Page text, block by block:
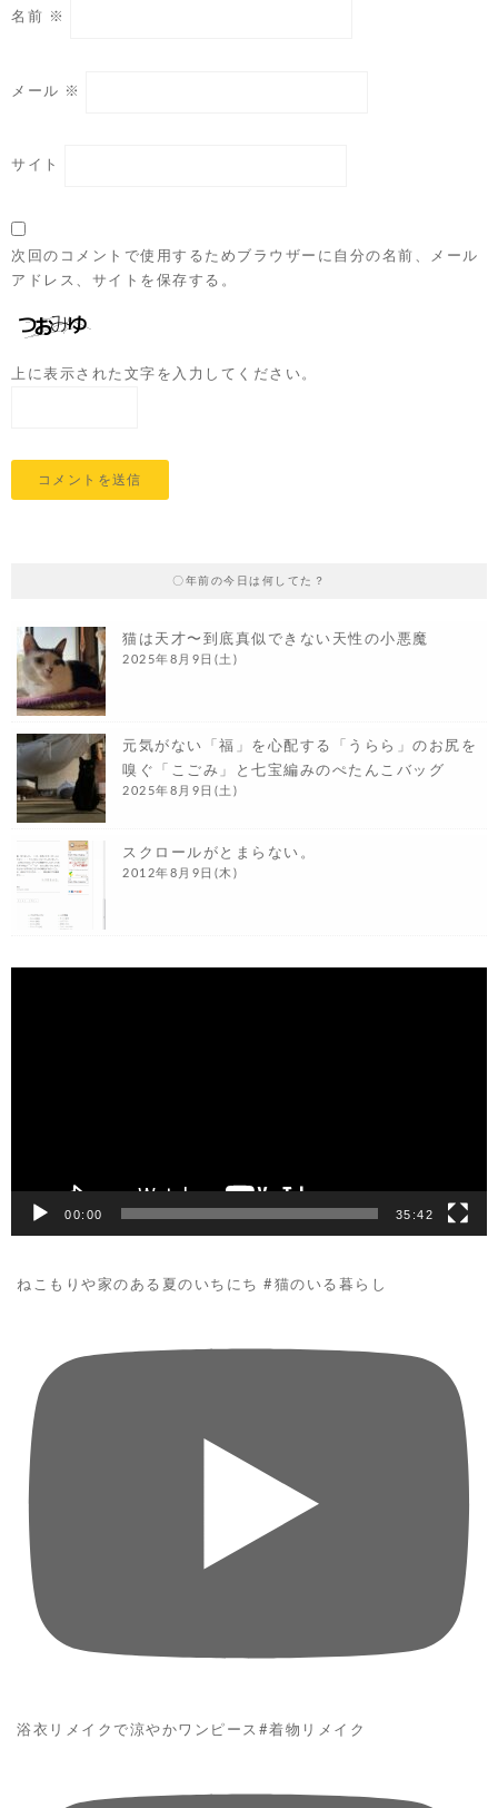
名前 ※
メール ※
サイト
次回のコメントで使用するためブラウザーに自分の名前、メール
アドレス、サイトを保存する。
上に表示された文字を入力してください。
〇年前の今日は何してた？
猫は天才〜到底真似できない天性の小悪魔
2025年8月9日(土)
元気がない「福」を心配する「うらら」のお尻を
嗅ぐ「こごみ」と七宝編みのぺたんこバッグ
2025年8月9日(土)
スクロールがとまらない。
2012年8月9日(木)
00:00 35:42
ねこもりや家のある夏のいちにち #猫のいる暮らし
浴衣リメイクで涼やかワンピース#着物リメイク